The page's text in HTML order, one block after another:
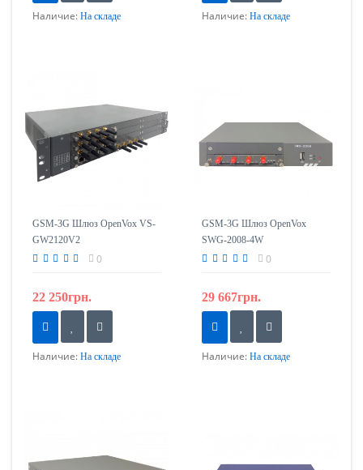
Наличие: На складе Наличие: На складе
GSM-3G Шлюз OpenVox VS-
GW2120V2
0
22 250грн.
Наличие: На складе
GSM-3G Шлюз OpenVox
SWG-2008-4W
0
29 667грн.
Наличие: На складе